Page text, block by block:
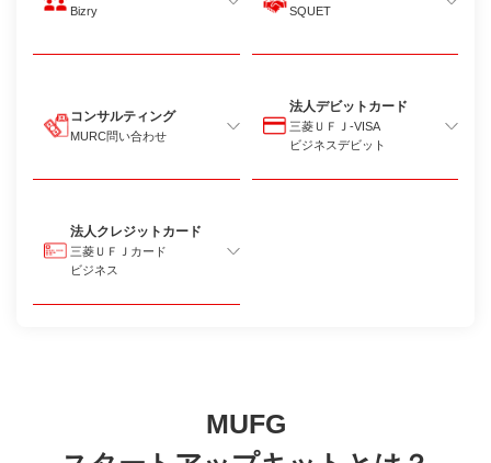
Bizry SQUET
コンサルティング
MURC問い合わせ
法人デビットカード
三菱ＵＦＪ-VISA
ビジネスデビット
法人クレジットカード
三菱ＵＦＪカード
ビジネス
MUFG